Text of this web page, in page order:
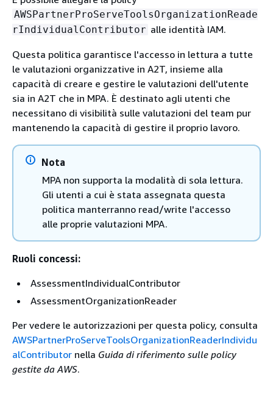
AWSPartnerProServeToolsOrganizationReade
rIndividualContributor alle identità IAM.
Questa politica garantisce l'accesso in lettura a tutte
le valutazioni organizzative in A2T, insieme alla
capacità di creare e gestire le valutazioni dell'utente
sia in A2T che in MPA. È destinato agli utenti che
necessitano di visibilità sulle valutazioni del team pur
mantenendo la capacità di gestire il proprio lavoro.
Nota
MPA non supporta la modalità di sola lettura.
Gli utenti a cui è stata assegnata questa
politica manterranno read/write l'accesso
alle proprie valutazioni MPA.
Ruoli concessi:
AssessmentIndividualContributor
AssessmentOrganizationReader
Per vedere le autorizzazioni per questa policy, consulta
AWSPartnerProServeToolsOrganizationReaderIndividu
alContributor nella Guida di riferimento sulle policy
gestite da AWS.